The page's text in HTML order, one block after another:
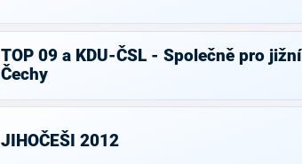
TOP 09 a KDU-ČSL - Společně pro jižní
Čechy
JIHOČEŠI 2012